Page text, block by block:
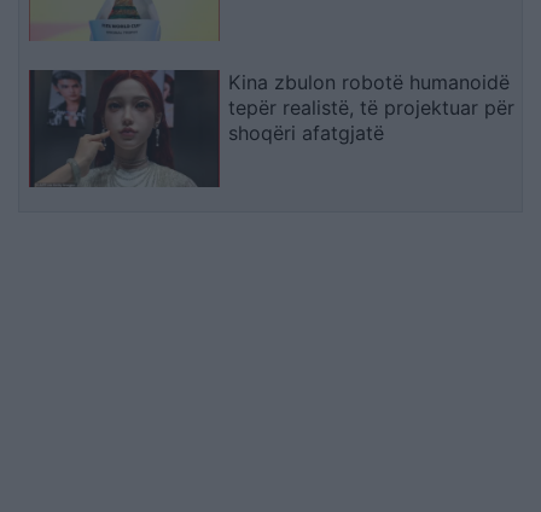
Kina zbulon robotë humanoidë
tepër realistë, të projektuar për
shoqëri afatgjatë